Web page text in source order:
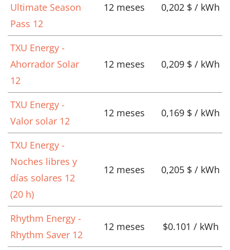
Ultimate Season
Pass 12
12 meses 0,202 $ / kWh
TXU Energy -
Ahorrador Solar
12
12 meses 0,209 $ / kWh
TXU Energy -
Valor solar 12
12 meses 0,169 $ / kWh
TXU Energy -
Noches libres y
días solares 12
(20 h)
12 meses 0,205 $ / kWh
Rhythm Energy -
Rhythm Saver 12
12 meses $0.101 / kWh